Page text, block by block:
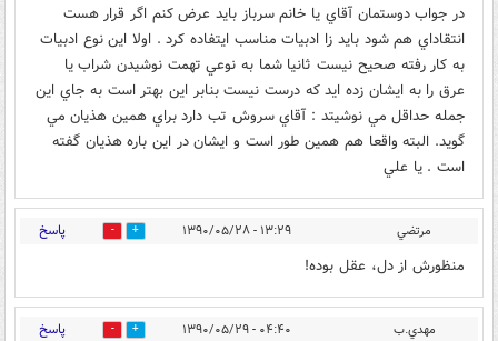
در جواب دوستمان آقاي يا خانم سرباز بايد عرض كنم اگر قرار هست
انتقاداي هم شود بايد زا ادبيات مناسب ايتفاده كرد . اولا اين نوع ادبيات
به كار رفته صحيح نيست ثانيا شما به نوعي تهمت نوشيدن شراب يا
عرق را به ايشان زده ايد كه درست نيست بنابر اين بهتر است به جاي اين
جمله حداقل مي نوشيتد : آقاي سروش تب دارد براي همين هذيان مي
گويد. البته واقعا هم همين طور است و ايشان در اين باره هذيان گفته
است . يا علي
مرتضي ۱۳:۲۹ - ۱۳۹۰/۰۵/۲۸ 0 پاسخ
منظورش از دل، عقل بوده!
مهدي.ب ۰۴:۴۰ - ۱۳۹۰/۰۵/۲۹ 0 پاسخ